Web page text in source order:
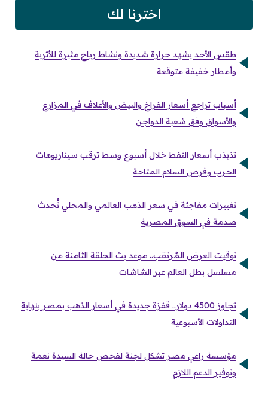
اخترنا لك
طقس الأحد يشهد حرارة شديدة ونشاط رياح مثيرة للأتربة
وأمطار خفيفة متوقعة
أسباب تراجع أسعار الفراخ والبيض والأعلاف في المزارع
والأسواق وفق شعبة الدواجن
تذبذب أسعار النفط خلال أسبوع وسط ترقب سيناريوهات
الحرب وفرص السلام المتاحة
تغييرات مفاجئة في سعر الذهب العالمي والمحلي تُحدث
صدمة في السوق المصرية
توقيت العرض المُرتقب.. موعد بث الحلقة الثامنة من
مسلسل بطل العالم عبر الشاشات
تجاوز 4500 دولار.. قفزة جديدة في أسعار الذهب بمصر بنهاية
التداولات الأسبوعية
مؤسسة راعي مصر تشكل لجنة لفحص حالة السيدة نعمة
وتوفير الدعم اللازم